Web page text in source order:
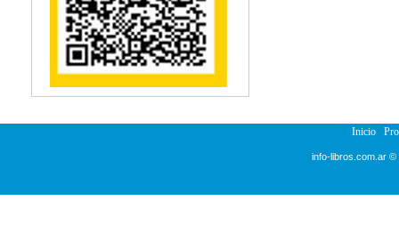
Reumatología
Salud Pública
Semiología
Terapia Ocupacional
Urología
Inicio
info-libros.com.ar